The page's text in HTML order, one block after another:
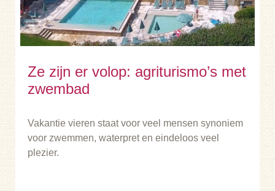
Ze zijn er volop: agriturismo’s met
zwembad
Vakantie vieren staat voor veel mensen synoniem
voor zwemmen, waterpret en eindeloos veel
plezier.